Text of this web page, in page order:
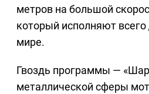
метров на большой
который исполняют
мире.
Гвоздь программы — «Шар
металлической сферы